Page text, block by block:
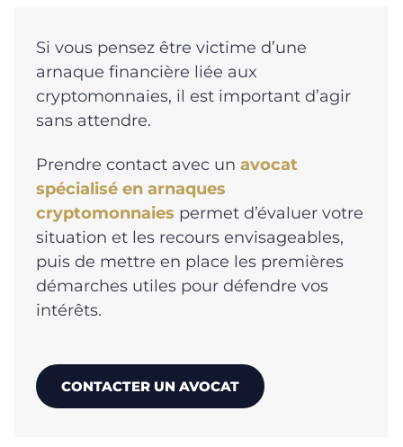
Si vous pensez être victime d’une
arnaque financière liée aux
cryptomonnaies, il est important d’agir
sans attendre.
Prendre contact avec un avocat
spécialisé en arnaques
cryptomonnaies permet d’évaluer votre
situation et les recours envisageables,
puis de mettre en place les premières
démarches utiles pour défendre vos
intérêts.
CONTACTER UN AVOCAT